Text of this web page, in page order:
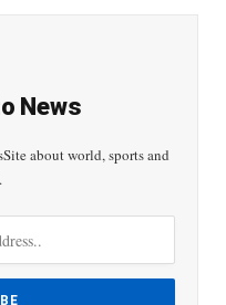
News
about world, sports and